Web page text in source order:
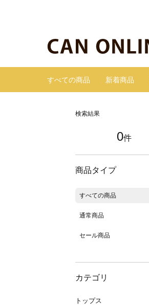
すべての商品 新着商品
検索結果
0件
商品タイプ
すべての商品
通常商品
セール商品
カテゴリ
トップス